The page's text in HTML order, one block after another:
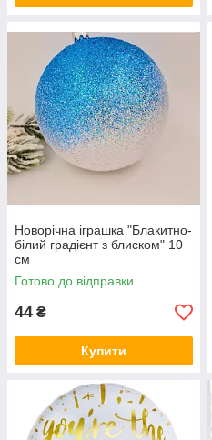
Новорічна іграшка "Блакитно-
білий градієнт з блиском" 10
см
Готово до відправки
44 ₴
Купити